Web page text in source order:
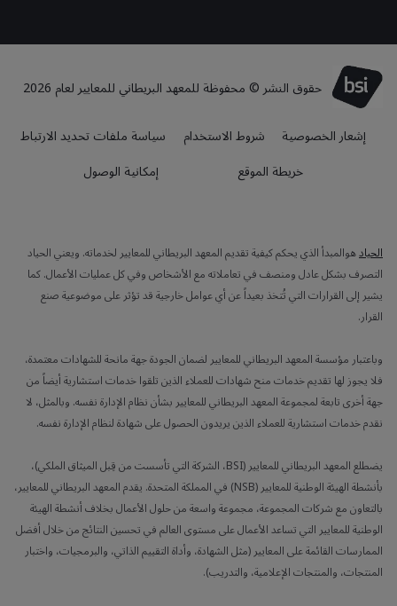
حقوق النشر © محفوظة للمعهد البريطاني للمعايير لعام 2026
إشعار الخصوصية
شروط الاستخدام
سياسة ملفات تحديد الارتباط
خريطة الموقع
إمكانية الوصول
الحيادهوالمبدأ الذي يحكم كيفية تقديم المعهد البريطاني للمعايير لخدماته. ويعني الحياد
التصرف بشكل عادل ومنصف في تعاملاته مع الأشخاص وفي كل عمليات الأعمال. كما
يشير إلى القرارات التي تُتخذ بعيداً عن أي عوامل خارجية قد تؤثر على موضوعية صنع
القرار.
وباعتبار مؤسسة المعهد البريطاني للمعايير لضمان الجودة جهة مانحة للشهادات معتمدة،
فلا يجوز لها تقديم خدمات منح شهادات للعملاء الذين تلقوا خدمات استشارية أيضاً من
جهة أخرى تابعة لمجموعة المعهد البريطاني للمعايير بشأن نظام الإدارة نفسه. وبالمثل، لا
نقدم خدمات استشارية للعملاء الذين يريدون الحصول على شهادة لنظام الإدارة نفسه.
يضطلع المعهد البريطاني للمعايير (BSI، الشركة التي تأسست من قِبل الميثاق الملكي)،
بأنشطة الهيئة الوطنية للمعايير (NSB) في المملكة المتحدة. يقدم المعهد البريطاني للمعايير،
بالتعاون مع شركات المجموعة، مجموعة واسعة من حلول الأعمال بخلاف أنشطة الهيئة
الوطنية للمعايير التي تساعد الأعمال على مستوى العالم في تحسين النتائج من خلال أفضل
الممارسات القائمة على المعايير (مثل الشهادة، وأداة التقييم الذاتي، والبرمجيات، واختبار
المنتجات، والمنتجات الإعلامية، والتدريب).